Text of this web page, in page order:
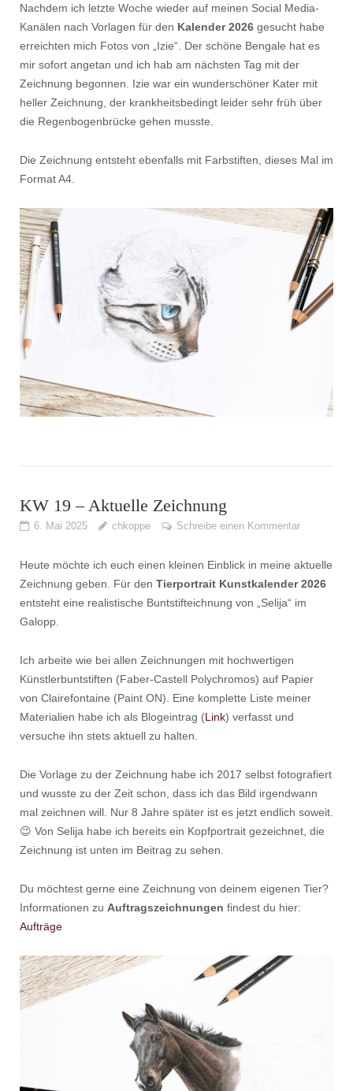
Nachdem ich letzte Woche wieder auf meinen Social Media-
Kanälen nach Vorlagen für den Kalender 2026 gesucht habe
erreichten mich Fotos von „Izie“. Der schöne Bengale hat es
mir sofort angetan und ich hab am nächsten Tag mit der
Zeichnung begonnen. Izie war ein wunderschöner Kater mit
heller Zeichnung, der krankheitsbedingt leider sehr früh über
die Regenbogenbrücke gehen musste.
Die Zeichnung entsteht ebenfalls mit Farbstiften, dieses Mal im
Format A4.
KW 19 – Aktuelle Zeichnung
6. Mai 2025 chkoppe Schreibe einen Kommentar
Heute möchte ich euch einen kleinen Einblick in meine aktuelle
Zeichnung geben. Für den Tierportrait Kunstkalender 2026
entsteht eine realistische Buntstifteichnung von „Selija“ im
Galopp.
Ich arbeite wie bei allen Zeichnungen mit hochwertigen
Künstlerbuntstiften (Faber-Castell Polychromos) auf Papier
von Clairefontaine (Paint ON). Eine komplette Liste meiner
Materialien habe ich als Blogeintrag (Link) verfasst und
versuche ihn stets aktuell zu halten.
Die Vorlage zu der Zeichnung habe ich 2017 selbst fotografiert
und wusste zu der Zeit schon, dass ich das Bild irgendwann
mal zeichnen will. Nur 8 Jahre später ist es jetzt endlich soweit.
😉 Von Selija habe ich bereits ein Kopfportrait gezeichnet, die
Zeichnung ist unten im Beitrag zu sehen.
Du möchtest gerne eine Zeichnung von deinem eigenen Tier?
Informationen zu Auftragszeichnungen findest du hier:
Aufträge